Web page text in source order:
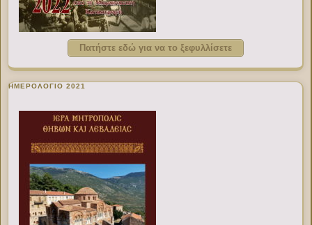
Πατήστε εδώ για να το ξεφυλλίσετε
ΗΜΕΡΟΛΟΓΙΟ 2021